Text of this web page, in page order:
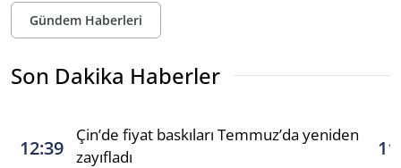
Gündem Haberleri
Son Dakika Haberler
12:39
Çin’de fiyat baskıları Temmuz’da yeniden
zayıfladı